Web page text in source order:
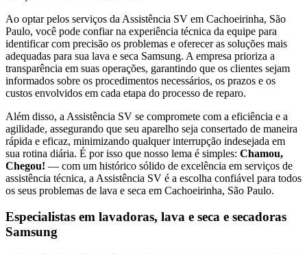
Ao optar pelos serviços da Assistência SV em Cachoeirinha, São
Paulo, você pode confiar na experiência técnica da equipe para
identificar com precisão os problemas e oferecer as soluções mais
adequadas para sua lava e seca Samsung. A empresa prioriza a
transparência em suas operações, garantindo que os clientes sejam
informados sobre os procedimentos necessários, os prazos e os
custos envolvidos em cada etapa do processo de reparo.
Além disso, a Assistência SV se compromete com a eficiência e a
agilidade, assegurando que seu aparelho seja consertado de maneira
rápida e eficaz, minimizando qualquer interrupção indesejada em
sua rotina diária. É por isso que nosso lema é simples: Chamou,
Chegou! — com um histórico sólido de excelência em serviços de
assistência técnica, a Assistência SV é a escolha confiável para todos
os seus problemas de lava e seca em Cachoeirinha, São Paulo.
Especialistas em lavadoras, lava e seca e secadoras
Samsung